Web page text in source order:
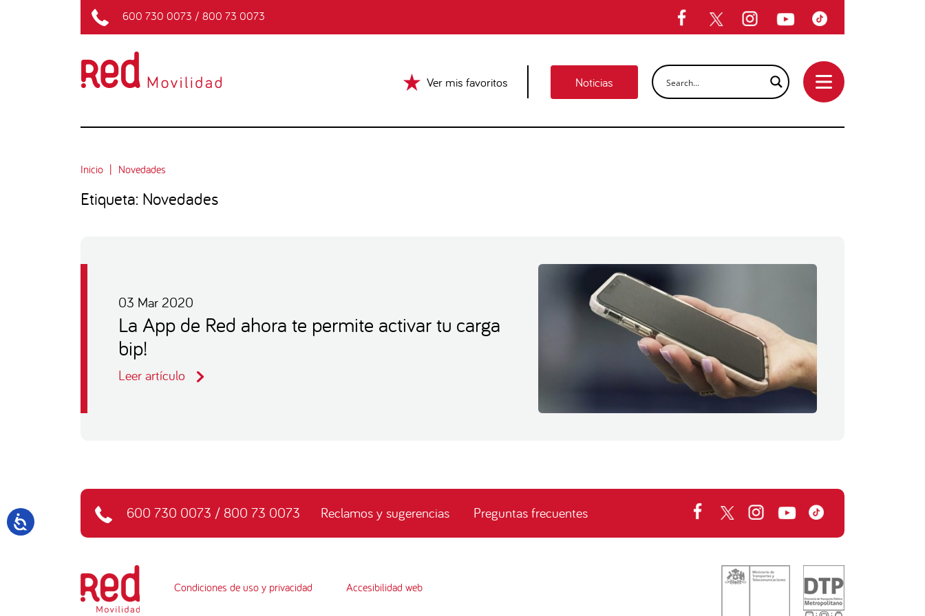
600 730 0073 / 800 73 0073
Ver mis favoritos Noticias
Inicio Novedades
Etiqueta: Novedades
03 Mar 2020
La App de Red ahora te permite activar tu carga
bip!
Leer artículo
600 730 0073 / 800 73 0073 Reclamos y sugerencias Preguntas frecuentes
Condiciones de uso y privacidad Accesibilidad web